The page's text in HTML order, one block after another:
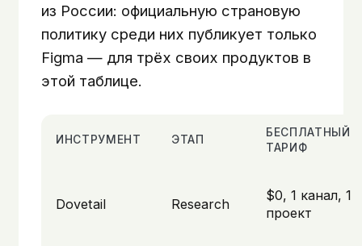
из России: официальную страновую
политику среди них публикует только
Figma — для трёх своих продуктов в
этой таблице.
ИНСТРУМЕНТ ЭТАП
БЕСПЛАТНЫЙ
ТАРИФ
Dovetail Research
$0, 1 канал, 1
проект